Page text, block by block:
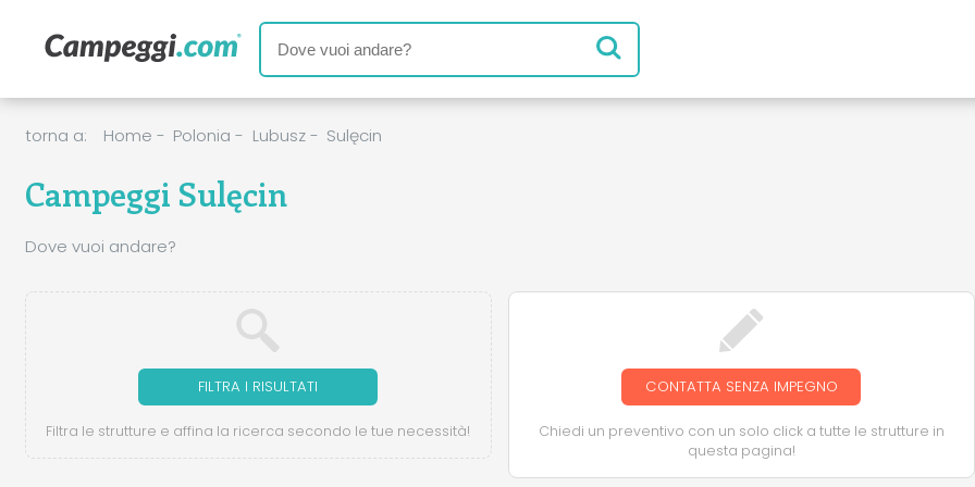
torna a: Home - Polonia - Lubusz- Sulęcin
Campeggi Sulęcin
Dove vuoi andare?
FILTRA I RISULTATI
Filtra le strutture e affina la ricerca secondo le tue necessità!
CONTATTA SENZA IMPEGNO
Chiedi un preventivo con un solo click a tutte le strutture in
questa pagina!